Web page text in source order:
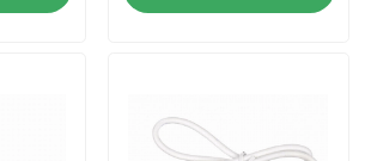
het huistoestel